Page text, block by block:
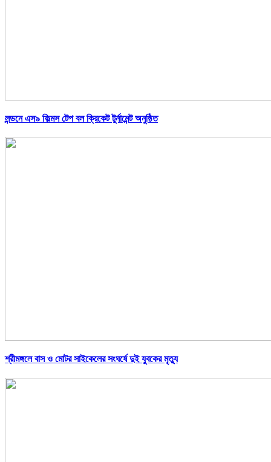
লন্ডনে এস৯ ফিল্মস টেপ বল ক্রিকেট টুর্নামেন্ট অনুষ্ঠিত
শ্রীমঙ্গলে বাস ও মোটর সাইকেলের সংঘর্ষে দুই যুবকের মৃত্যু